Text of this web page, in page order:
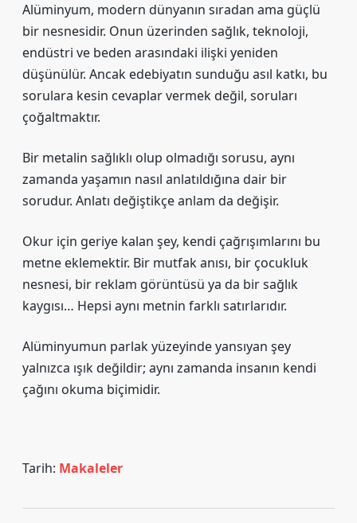
Alüminyum, modern dünyanın sıradan ama güçlü
bir nesnesidir. Onun üzerinden sağlık, teknoloji,
endüstri ve beden arasındaki ilişki yeniden
düşünülür. Ancak edebiyatın sunduğu asıl katkı, bu
sorulara kesin cevaplar vermek değil, soruları
çoğaltmaktır.
Bir metalin sağlıklı olup olmadığı sorusu, aynı
zamanda yaşamın nasıl anlatıldığına dair bir
sorudur. Anlatı değiştikçe anlam da değişir.
Okur için geriye kalan şey, kendi çağrışımlarını bu
metne eklemektir. Bir mutfak anısı, bir çocukluk
nesnesi, bir reklam görüntüsü ya da bir sağlık
kaygısı… Hepsi aynı metnin farklı satırlarıdır.
Alüminyumun parlak yüzeyinde yansıyan şey
yalnızca ışık değildir; aynı zamanda insanın kendi
çağını okuma biçimidir.
Tarih: Makaleler